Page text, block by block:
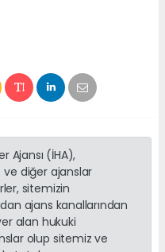
Ajansı (İHA),
ve diğer ajanslar
sitemizin
ajans kanallarından
alan hukuki
olup sitemiz ve